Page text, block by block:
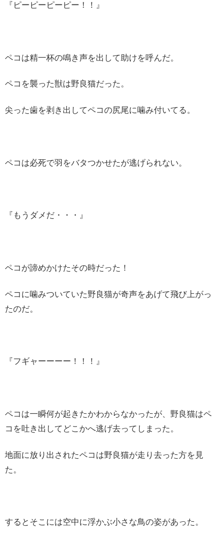
『ピーピーピーピー！！』
ペコは精一杯の鳴き声を出して助けを呼んだ。
ペコを襲った獣は野良猫だった。
尖った歯を剥き出してペコの尻尾に噛み付いてる。
ペコは必死で羽をバタつかせたが逃げられない。
『もうダメだ・・・』
ペコが諦めかけたその時だった！
ペコに噛みついていた野良猫が奇声をあげて飛び上がっ
たのだ。
『フギャーーーー！！！』
ペコは一瞬何が起きたかわからなかったが、野良猫はペ
コを吐き出してどこかへ逃げ去ってしまった。
地面に放り出されたペコは野良猫が走り去った方を見
た。
するとそこには空中に浮かぶ小さな鳥の姿があった。